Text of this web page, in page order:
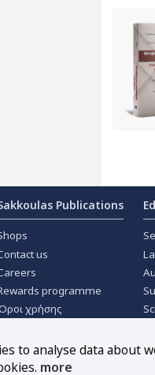
Publications
us
programme
χρήσης
Cookies
to analyse data about
more